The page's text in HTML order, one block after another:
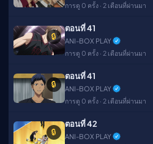
การดู 0 ครั้ง · 2 เดือนที่ผ่านมา
🔒
ตอนที่ 41
ANI-BOX PLAY
การดู 0 ครั้ง · 2 เดือนที่ผ่านมา
🔒
ตอนที่ 41
ANI-BOX PLAY
การดู 0 ครั้ง · 2 เดือนที่ผ่านมา
🔒
ตอนที่ 42
ANI-BOX PLAY